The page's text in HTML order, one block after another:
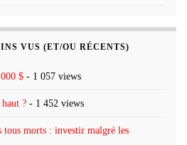
VUS (ET/OU RÉCENTS)
$ - 1 057 views
? - 1 452 views
tous morts : investir malgré les